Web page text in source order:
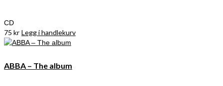
CD
75 kr Legg i handlekurv
ABBA – The album